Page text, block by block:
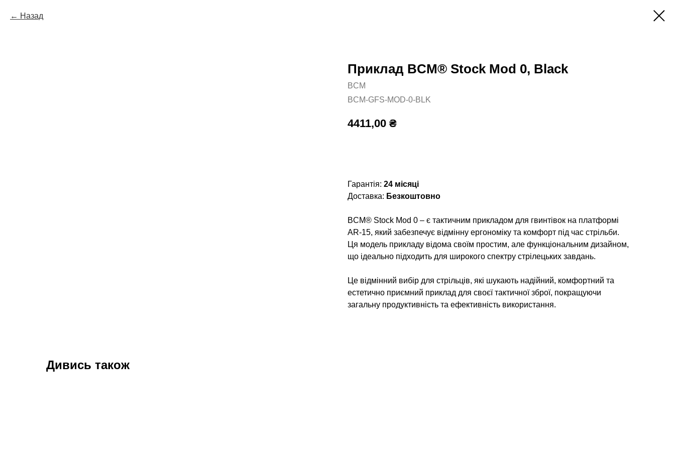
Назад
Приклад BCM® Stock Mod 0, Black
BCM
BCM-GFS-MOD-0-BLK
4411,00 ₴
Гарантія: 24 місяці
Доставка: Безкоштовно
BCM® Stock Mod 0 – є тактичним прикладом для гвинтівок на платформі
AR-15, який забезпечує відмінну ергономіку та комфорт під час стрільби.
Ця модель прикладу відома своїм простим, але функціональним дизайном,
що ідеально підходить для широкого спектру стрілецьких завдань.
Це відмінний вибір для стрільців, які шукають надійний, комфортний та
естетично приємний приклад для своєї тактичної зброї, покращуючи
загальну продуктивність та ефективність використання.
Дивись також